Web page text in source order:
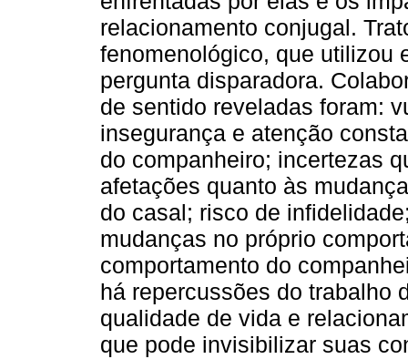
relacionamento conjugal.
fenomenológico, que utilizou
pergunta disparadora.
de sentido reveladas foram:
insegurança e atenção
do companheiro; incertezas
afetações quanto às
do casal; risco de
mudanças no próprio
comportamento do
há repercussões do trabalho
qualidade de vida e
que pode invisibilizar suas